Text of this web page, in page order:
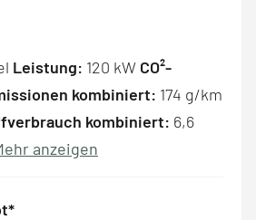
Leistung: 120 kW CO²-
kombiniert: 174 g/km
kombiniert: 6,6
anzeigen